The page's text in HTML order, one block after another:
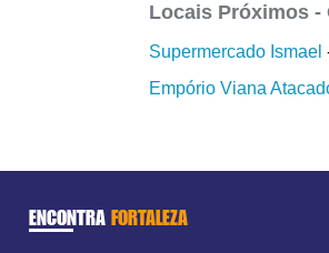
Locais Próximos -
Supermercado Ismael
Empório Viana
ENCONTRA FORTALEZA